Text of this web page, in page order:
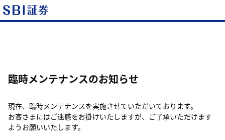
臨時メンテナンスのお知らせ
現在、臨時メンテナンスを実施させていただいております。
お客さまにはご迷惑をお掛けいたしますが、ご了承いただけます
ようお願いいたします。